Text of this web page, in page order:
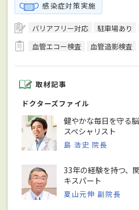
感染症対策実施
バリアフリー対応 駐車場あり
血管エコー検査
血管造影検査
取材記事
ドクターズファイル
健やかな毎日を守る
スペシャリスト
島 浩史 院長
33年の経験を持つ、
キスパート
夏山元伸 副院長